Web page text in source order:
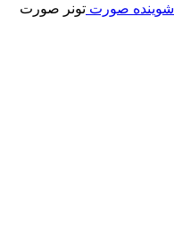
شوینده صورت تونر صورت